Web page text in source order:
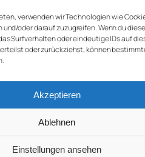
verwenden wir Technologien wie
oder darauf zuzugreifen. Wenn du
Surfverhalten oder eindeutige IDs auf
oder zurückziehst, können
Akzeptieren
Ablehnen
Einstellungen ansehen